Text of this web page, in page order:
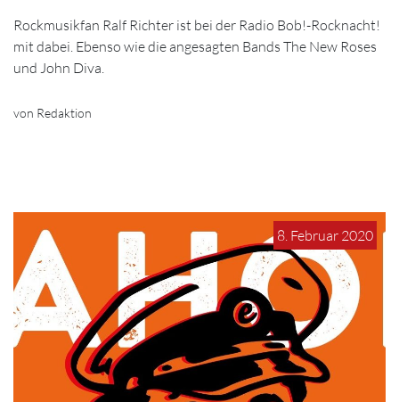
Rockmusikfan Ralf Richter ist bei der Radio Bob!-Rocknacht!
mit dabei. Ebenso wie die angesagten Bands The New Roses
und John Diva.
von Redaktion
8. Februar 2020